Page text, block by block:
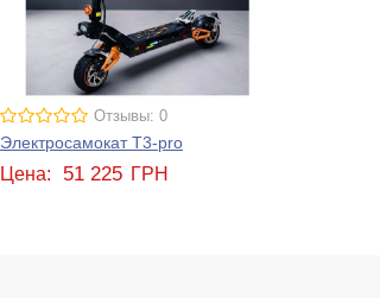
Отзывы: 0
Электросамокат T3-pro
Цена: 51 225 ГРН